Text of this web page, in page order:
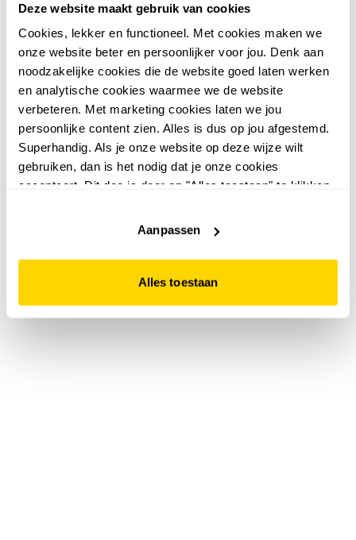
Deze website maakt gebruik van cookies
Cookies, lekker en functioneel. Met cookies maken we
onze website beter en persoonlijker voor jou. Denk aan
noodzakelijke cookies die de website goed laten werken
en analytische cookies waarmee we de website
verbeteren. Met marketing cookies laten we jou
persoonlijke content zien. Alles is dus op jou afgestemd.
Superhandig. Als je onze website op deze wijze wilt
gebruiken, dan is het nodig dat je onze cookies
accepteert. Dit doe je door op "Alles toestaan" te klikken.
website niet optimaal functioneert.
Aanpassen
Alles toestaan